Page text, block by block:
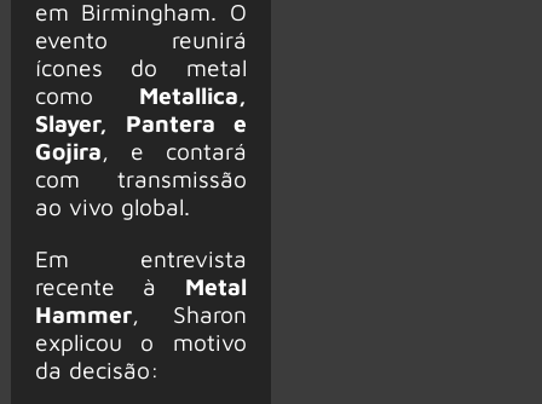
em Birmingham. O
evento reunirá
ícones do metal
como Metallica,
Slayer, Pantera e
Gojira, e contará
com transmissão
ao vivo global.
Em entrevista
recente à Metal
Hammer, Sharon
explicou o motivo
da decisão: